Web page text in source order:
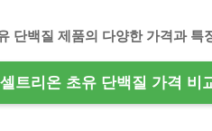
단백질 제품의 다양한 가격과 특
셀트리온 초유 단백질 가격 비